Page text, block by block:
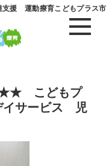
支援 運動療育こどもプラス市
★★ こどもプ
イサービス 児